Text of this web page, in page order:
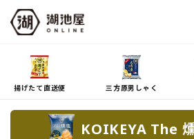
揚げたて直送便 三方原男しゃく
KOIKEYA The